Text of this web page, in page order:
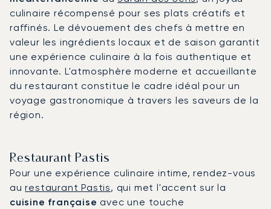
culinaire récompensé pour ses plats créatifs et
raffinés. Le dévouement des chefs à mettre en
valeur les ingrédients locaux et de saison garantit
une expérience culinaire à la fois authentique et
innovante. L'atmosphère moderne et accueillante
du restaurant constitue le cadre idéal pour un
voyage gastronomique à travers les saveurs de la
région.
Restaurant Pastis
Pour une expérience culinaire intime, rendez-vous
aurestaurant Pastis, qui met l'accent sur la
cuisine française avec une touche